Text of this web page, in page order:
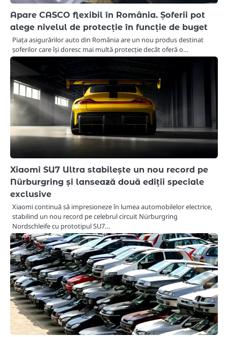
Apare CASCO flexibil în România. Șoferii pot
alege nivelul de protecție în funcție de buget
Piața asigurărilor auto din România are un nou produs destinat
șoferilor care își doresc mai multă protecție decât oferă o…
Xiaomi SU7 Ultra stabilește un nou record pe
Nürburgring și lansează două ediții speciale
exclusive
Xiaomi continuă să impresioneze în lumea automobilelor electrice,
stabilind un nou record pe celebrul circuit Nürburgring
Nordschleife cu prototipul SU7…